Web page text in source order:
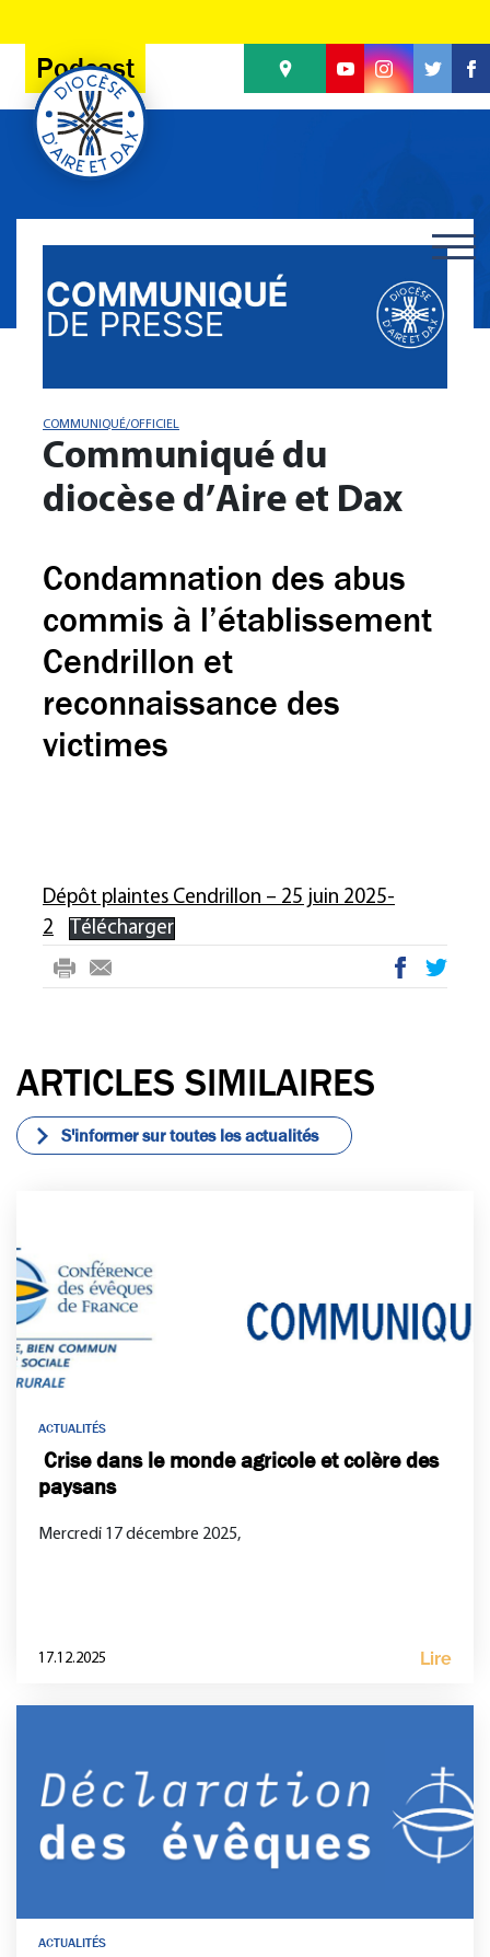
Podcast
COMMUNIQUÉ/OFFICIEL
Communiqué du
diocèse d’Aire et Dax
Condamnation des abus
commis à l’établissement
Cendrillon et
reconnaissance des
victimes
Dépôt plaintes Cendrillon – 25 juin 2025-
2
Télécharger
ARTICLES SIMILAIRES
S'informer sur toutes les actualités
ACTUALITÉS
Crise dans le monde agricole et colère des
paysans
Mercredi 17 décembre 2025,
17.12.2025 Lire
ACTUALITÉS